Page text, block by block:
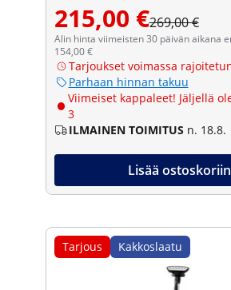
215,00 €269,00 €
Alin hinta viimeisten 30 päivän aikana
154,00 €
Tarjoukset voimassa
Parhaan hinnan takuu
Viimeiset kappaleet! Jäljellä
3
ILMAINEN TOIMITUS n. 18.8.
Lisää ostoskoriin
Tarjous Kakkoslaatu